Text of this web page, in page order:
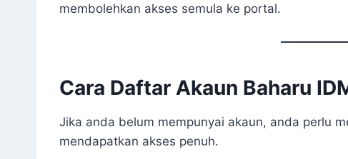
membolehkan akses semula ke portal.
Cara Daftar Akaun Baharu
Jika anda belum mempunyai akaun, anda perlu
mendapatkan akses penuh.